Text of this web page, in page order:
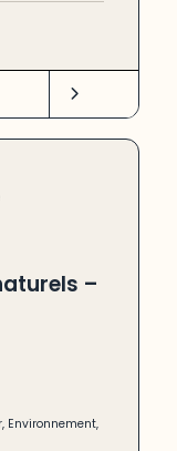
–
, Environnement,